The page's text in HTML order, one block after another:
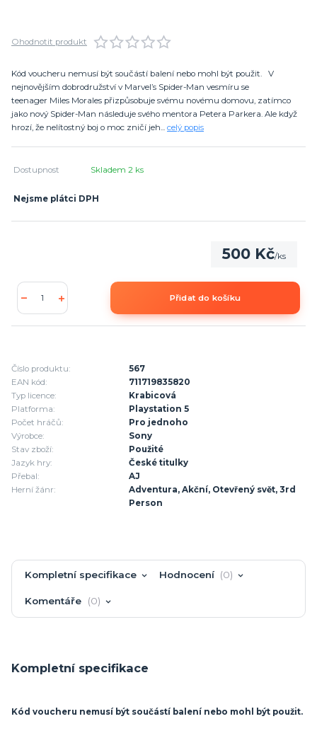
Ohodnotit produkt
Kód voucheru nemusí být součástí balení nebo mohl být použit. V
nejnovějším dobrodružství v Marvel’s Spider-Man vesmíru se
teenager Miles Morales přizpůsobuje svému novému domovu, zatímco
jako nový Spider-Man následuje svého mentora Petera Parkera. Ale když
hrozí, že nelítostný boj o moc zničí jeh... celý popis
Dostupnost Skladem 2 ks
Nejsme plátci DPH
500 Kč/ks
Přidat do košíku
Číslo produktu:
567
EAN kód:
711719835820
Typ licence:
Krabicová
Platforma:
Playstation 5
Počet hráčů:
Pro jednoho
Výrobce:
Sony
Stav zboží:
Použité
Jazyk hry:
České titulky
Přebal:
AJ
Herní žánr:
Adventura, Akční, Otevřený svět, 3rd
Person
Kompletní specifikace Hodnocení 0
Komentáře 0
Kompletní specifikace
Kód voucheru nemusí být součástí balení nebo mohl být použit.